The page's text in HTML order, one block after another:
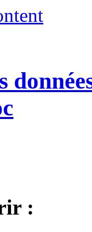
: